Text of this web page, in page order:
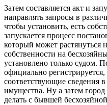
Затем составляется акт и
направлять запросы в
чтобы установить, есть
запускается процесс
который может
собственности на
установлено только судом.
официально
соответствующие сведения
имущества. Ну а затем
делать с бывшей